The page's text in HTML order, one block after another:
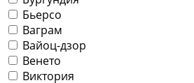
Бьерсо
Ваграм
Вайоц-дзор
Венето
Виктория